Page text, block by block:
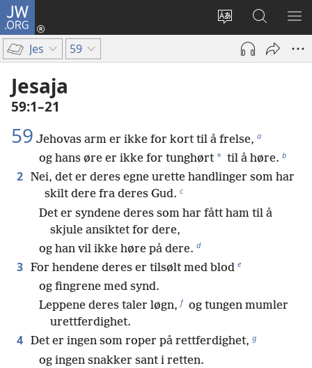
JW.ORG
Endre
språk
Logg
inn
(åpner
Søk
på
JW.ORG
VIS
Jes 59
Jesaja
59:1–21
59 Jehovas arm er ikke for kort til å frelse, a
og hans øre er ikke for tunghørt * til å høre. b
2 Nei, det er deres egne urette handlinger som har
skilt dere fra deres Gud. c
Det er syndene deres som har fått ham til å
skjule ansiktet for dere,
og han vil ikke høre på dere. d
3 For hendene deres er tilsølt med blod e
og fingrene med synd.
Leppene deres taler løgn, f og tungen mumler
urettferdighet.
4 Det er ingen som roper på rettferdighet, g
og ingen snakker sant i retten.